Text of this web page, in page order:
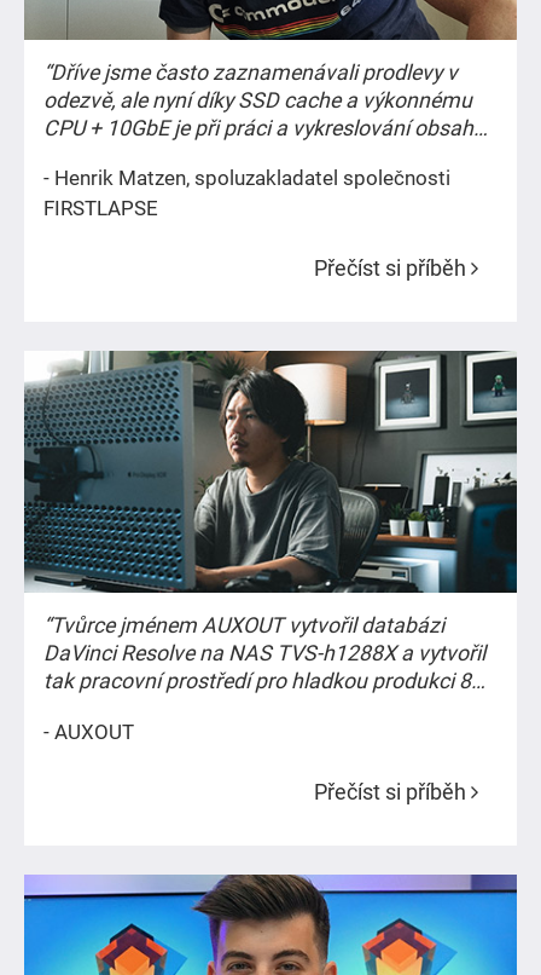
“Dříve jsme často zaznamenávali prodlevy v
odezvě, ale nyní díky SSD cache a výkonnému
CPU + 10GbE je při práci a vykreslování obsahu
- Henrik Matzen, spoluzakladatel společnosti
FIRSTLAPSE
Přečíst si příběh
“Tvůrce jménem AUXOUT vytvořil databázi
DaVinci Resolve na NAS TVS-h1288X a vytvořil
tak pracovní prostředí pro hladkou produkci 8K
se mu podařilo navýšit na 1,5násobek prostoru,
- AUXOUT
Přečíst si příběh